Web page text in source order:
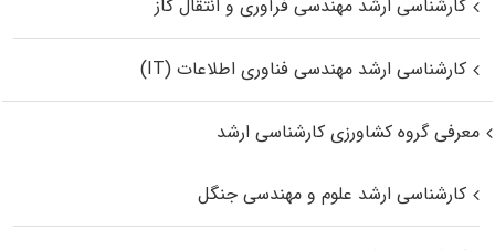
کارشناسی ارشد مهندسی فرآوری و انتقال گاز
کارشناسی ارشد مهندسی فناوری اطلاعات (IT)
معرفی گروه کشاورزی کارشناسی ارشد
کارشناسی ارشد علوم و مهندسی جنگل